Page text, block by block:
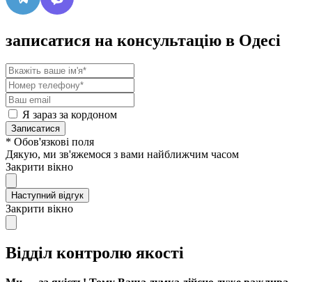
записатися на консультацію в Одесі
Я зараз за кордоном
Записатися
* Обов'язкові поля
Дякую, ми зв'яжемося з вами найближчим часом
Закрити вікно
Наступний відгук
Закрити вікно
Відділ контролю якості